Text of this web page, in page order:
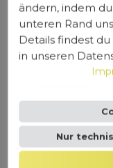
Ganz
Sportplatz,
CLEAN
Bist du
ändern, indem
unteren Rand
Details findest
in unseren
Nur